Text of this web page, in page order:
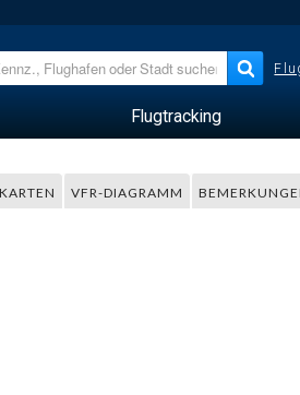
Flugtracking
VFR-DIAGRAMM